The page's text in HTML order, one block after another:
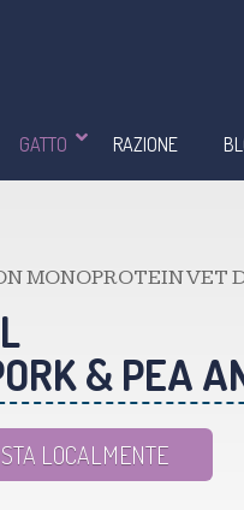
GATTO RAZIONE
MONOPROTEIN VET
& PEA
LOCALMENTE